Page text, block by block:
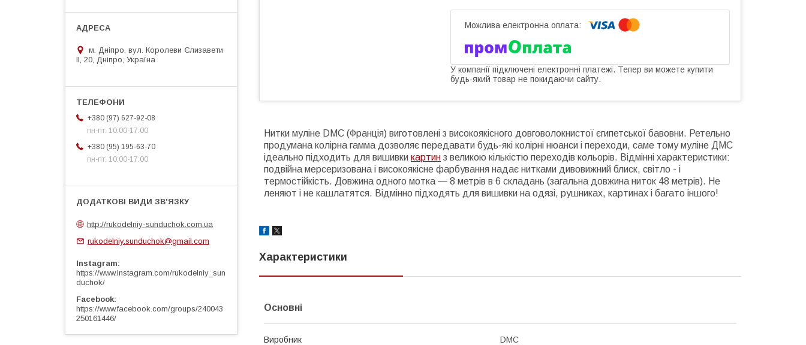
У компанії підключені електронні платежі. Тепер ви можете купити
будь-який товар не покидаючи сайту.
Нитки муліне DMC (Франція) виготовлені з високоякісного довговолокнистої єгипетської бавовни. Ретельно
продумана колірна гамма дозволяє передавати будь-які колірні нюанси і переходи, саме тому муліне ДМС
ідеально підходить для вишивки картин з великою кількістю переходів кольорів. Відмінні характеристики:
подвійна мерсеризована і високоякісне фарбування надає нитками дивовижний блиск, світло - і
термостійкість. Довжина одного мотка ― 8 метрів в 6 складань (загальна довжина ниток 48 метрів). Не
леняют і не кашлатятся. Відмінно підходять для вишивки на одязі, рушниках, картинах і багато іншого!
Характеристики
Основні
Виробник DMC
м. Дніпро, вул. Королеви Єлизавети
ІІ, 20, Дніпро, Україна
+380 (97) 627-92-08
пн-пт: 10:00-17:00
+380 (95) 195-63-70
пн-пт: 10:00-17:00
http://rukodelniy-sunduchok.com.ua
rukodelniy.sunduchok@gmail.com
Instagram
https://www.instagram.com/rukodelniy_sun
duchok/
Facebook
https://www.facebook.com/groups/240043
250161446/